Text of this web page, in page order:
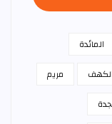
المائدة
مريم